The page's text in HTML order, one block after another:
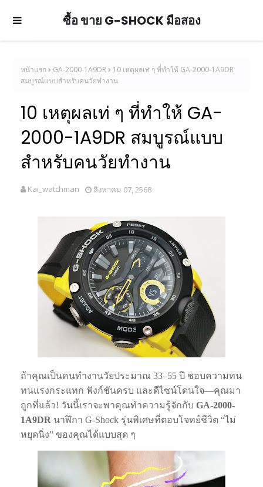
ซื้อ ขาย G-SHOCK มือสอง
หน้าแรก GA-2000-1A9DR
10 เหตุผลเท่ ๆ ที่ทำให้ GA-2000-1A9DR
สมบูรณ์แบบสำหรับคนวัยทำงาน
10 เหตุผลเท่ ๆ ที่ทำให้ GA-
2000-1A9DR สมบูรณ์แบบ
สำหรับคนวัยทำงาน
Kai_watchman สิงหาคม 07, 2568
ถ้าคุณเป็นคนทำงานวัยประมาณ 33–55 ปี ชอบความทน
ทนแรงกระแทก ฟังก์ชันครบ และดีไซน์โดนใจ—คุณมา
ถูกที่แล้ว! วันนี้เราจะพาคุณทำความรู้จักกับ GA-2000-
1A9DR นาฬิกา G‑Shock รุ่นพิเศษที่ตอบโจทย์ชีวิต “ไม่
หยุดนิ่ง” ของคุณได้แบบสุด ๆ